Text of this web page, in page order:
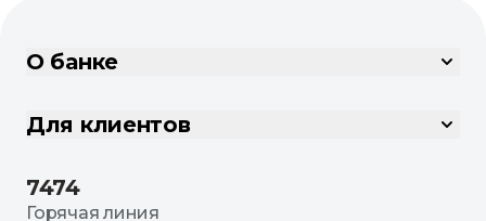
О банке
Для клиентов
7474
Горячая линия